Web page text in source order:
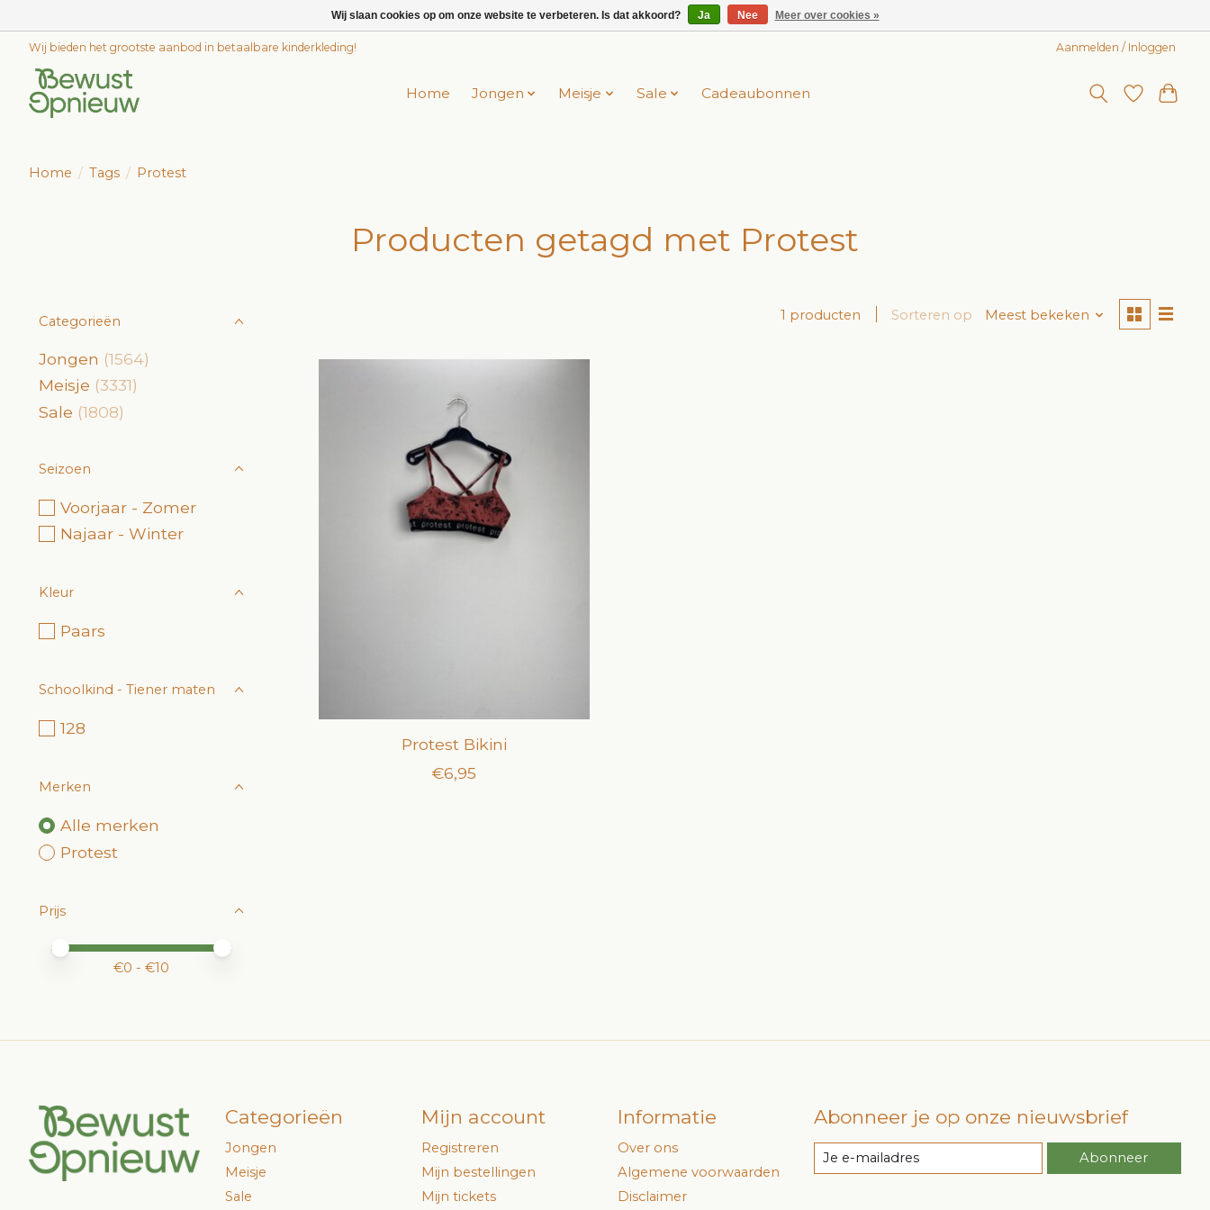
Wij bieden het grootste aanbod in betaalbare kinderkleding! Aanmelden / Inloggen
Home Jongen Meisje Sale Cadeaubonnen
Home / Tags / Protest
Producten getagd met Protest
Categorieën
Jongen (1564)
Meisje (3331)
Sale (1808)
Seizoen
Voorjaar - Zomer
Najaar - Winter
Kleur
Paars
Schoolkind - Tiener maten
128
Merken
Alle merken
Protest
Prijs
Minimale prijswaarde
Price maximum value
€0 - €10
1 producten Sorteren op Meest bekeken
Protest Bikini
€6,95
Categorieën
Jongen
Meisje
Sale
Mijn account
Registreren
Mijn bestellingen
Mijn tickets
Informatie
Over ons
Algemene voorwaarden
Disclaimer
Abonneer je op onze nieuwsbrief
Abonneer
Wij slaan cookies op om onze website te verbeteren. Is dat akkoord? Ja Nee Meer over cookies »